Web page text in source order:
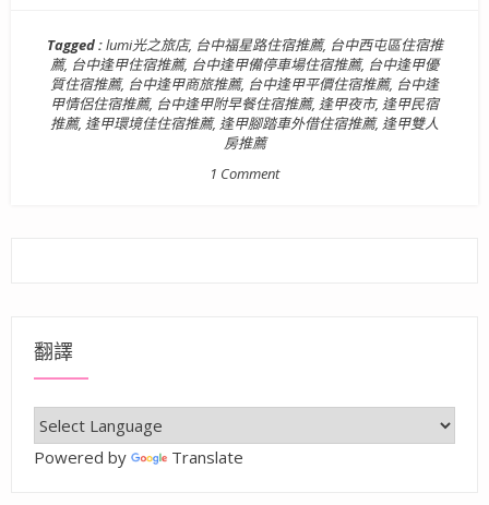
Tagged :lumi光之旅店, 台中福星路住宿推薦, 台中西屯區住宿推
薦, 台中逢甲住宿推薦, 台中逢甲備停車場住宿推薦, 台中逢甲優
質住宿推薦, 台中逢甲商旅推薦, 台中逢甲平價住宿推薦, 台中逢
甲情侶住宿推薦, 台中逢甲附早餐住宿推薦, 逢甲夜市, 逢甲民宿
推薦, 逢甲環境佳住宿推薦, 逢甲腳踏車外借住宿推薦, 逢甲雙人
房推薦
1 Comment
翻譯
Powered by Translate